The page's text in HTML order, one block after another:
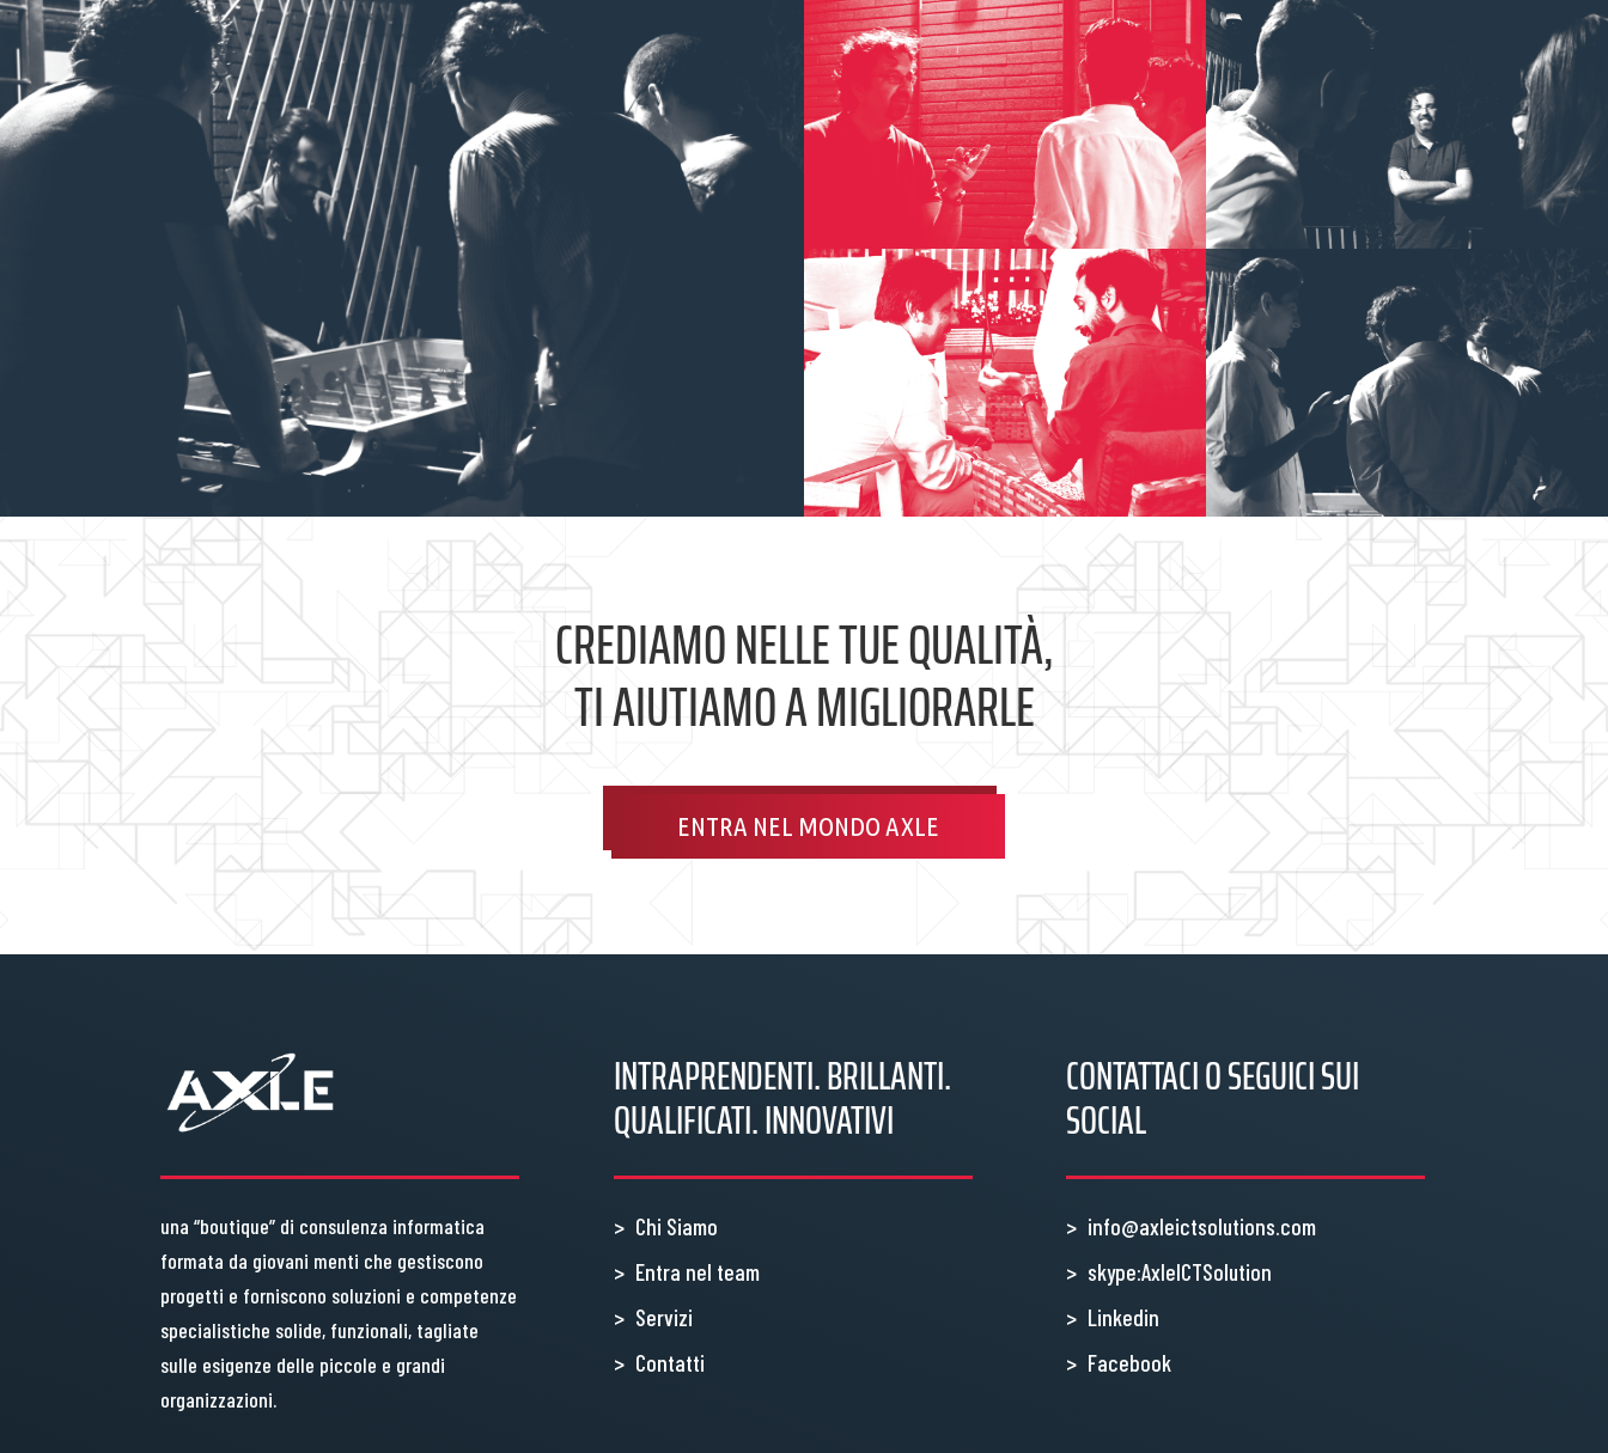
CREDIAMO NELLE TUE QUALITÀ,
TI AIUTIAMO A MIGLIORARLE
ENTRA NEL MONDO AXLE
una “boutique” di consulenza informatica
formata da giovani menti che gestiscono
progetti e forniscono soluzioni e competenze
specialistiche solide, funzionali, tagliate
sulle esigenze delle piccole e grandi
organizzazioni.
INTRAPRENDENTI. BRILLANTI.
QUALIFICATI. INNOVATIVI
Chi Siamo
Entra nel team
Servizi
Contatti
CONTATTACI O SEGUICI SUI
SOCIAL
info@axleictsolutions.com
skype:AxleICTSolution
Linkedin
Facebook